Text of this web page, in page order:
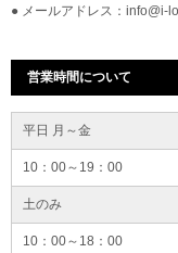
● メールアドレス：info@i-
営業時間について
平日 月～金
10：00～19：00
土のみ
10：00～18：00